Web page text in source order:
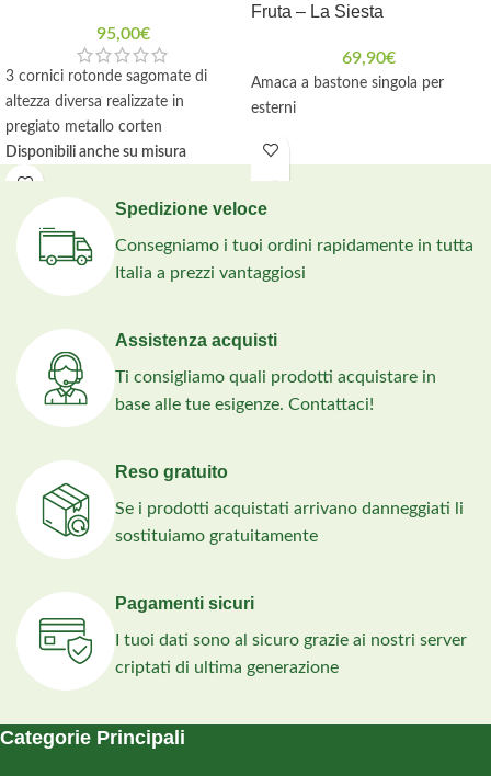
95,00€
3 cornici rotonde sagomate di
altezza diversa realizzate in
pregiato metallo corten
Disponibili anche su misura
personalizzata
Fruta – La Siesta
69,90€
Amaca a bastone singola per
esterni
Spedizione veloce
Consegniamo i tuoi ordini rapidamente in tutta
Italia a prezzi vantaggiosi
Assistenza acquisti
Ti consigliamo quali prodotti acquistare in
base alle tue esigenze. Contattaci!
Reso gratuito
Se i prodotti acquistati arrivano danneggiati li
sostituiamo gratuitamente
Pagamenti sicuri
I tuoi dati sono al sicuro grazie ai nostri server
criptati di ultima generazione
Categorie Principali